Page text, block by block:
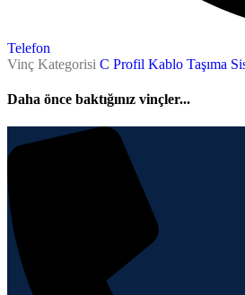
Telefon
Vinç Kategorisi C Profil Kablo Taşıma
Daha önce baktığınız vinçler...